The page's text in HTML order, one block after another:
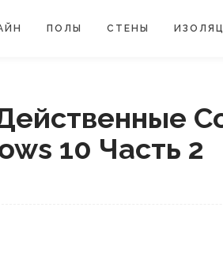
ПОЛЫ СТЕНЫ
10 Часть 2